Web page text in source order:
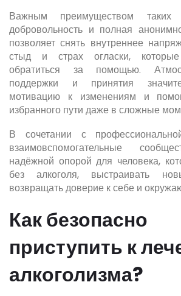
Важным преимуществом таких
добровольность и полная
позволяет снять внутреннее
стыд и страх огласки,
обратиться за помощью.
поддержки и принятия
мотивацию к изменениям и
избранного пути даже в сложные
В сочетании с
взаимовспомогательные
надёжной опорой для человека,
без алкоголя, выстраивать
возвращать доверие к себе и
Как безопасно
приступить к
алкоголизма?